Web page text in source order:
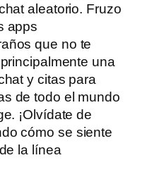
aleatorio. Fruzo
apps
que no te
una
y citas para
de todo el mundo
¡Olvídate de
cómo se siente
la línea